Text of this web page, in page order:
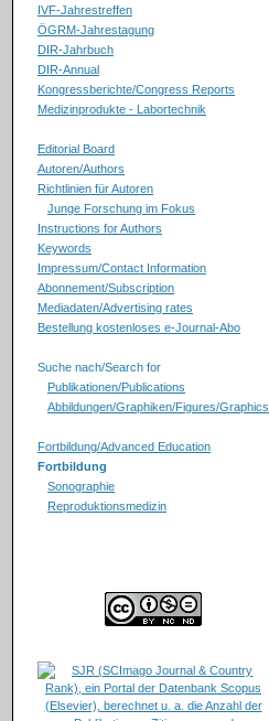
IVF-Jahrestreffen
ÖGRM-Jahrestagung
DIR-Jahrbuch
DIR-Annual
Kongressberichte/Congress Reports
Medizinprodukte - Labortechnik
Editorial Board
Autoren/Authors
Richtlinien für Autoren
Junge Forschung im Fokus
Instructions for Authors
Keywords
Impressum/Contact Information
Abonnement/Subscription
Mediadaten/Advertising rates
Bestellung kostenloses e-Journal-Abo
Suche nach/Search for
Publikationen/Publications
Abbildungen/Graphiken/Figures/Graphics
Fortbildung/Advanced Education
Fortbildung
Sonographie
Reproduktionsmedizin